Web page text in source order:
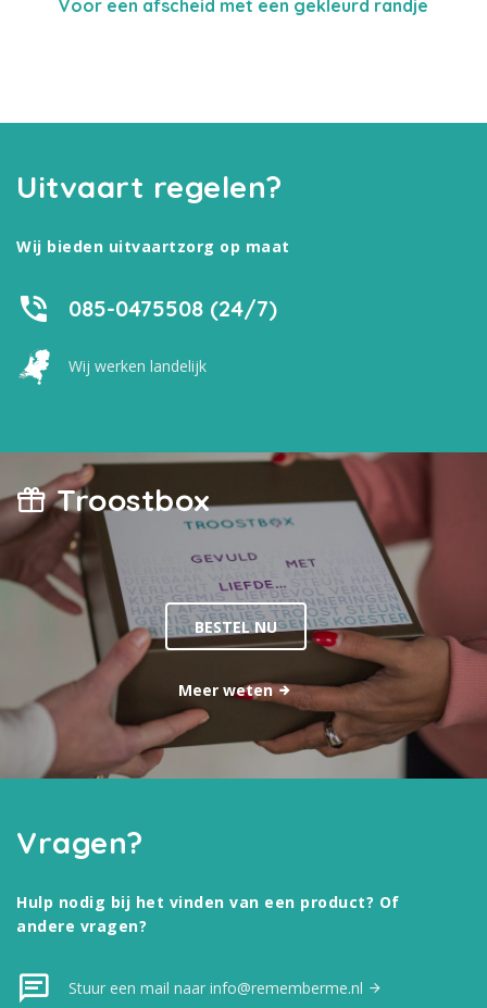
Voor een afscheid met een gekleurd randje
Uitvaart regelen?
Wij bieden uitvaartzorg op maat
085-0475508 (24/7)
Wij werken landelijk
Troostbox
BESTEL NU
Meer weten
Vragen?
Hulp nodig bij het vinden van een product? Of
andere vragen?
Stuur een mail naar info@rememberme.nl